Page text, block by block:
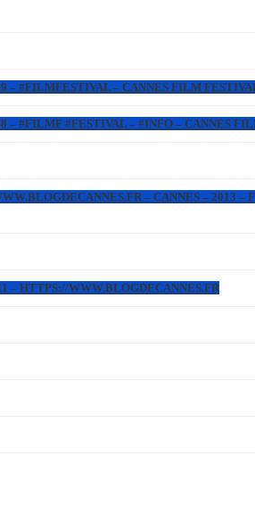
– #FILMFESTIVAL – CANNES FILM
– #FILMF #FESTIVAL – #INFO – CANNES
– CANNES – 2013
– HTTPS://WWW.BLOGDECANNES.FR